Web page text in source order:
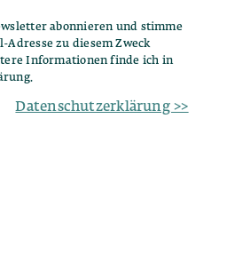
abonnieren und stimme
Adresse zu diesem Zweck
Informationen finde ich in
Datenschutzerklärung >>